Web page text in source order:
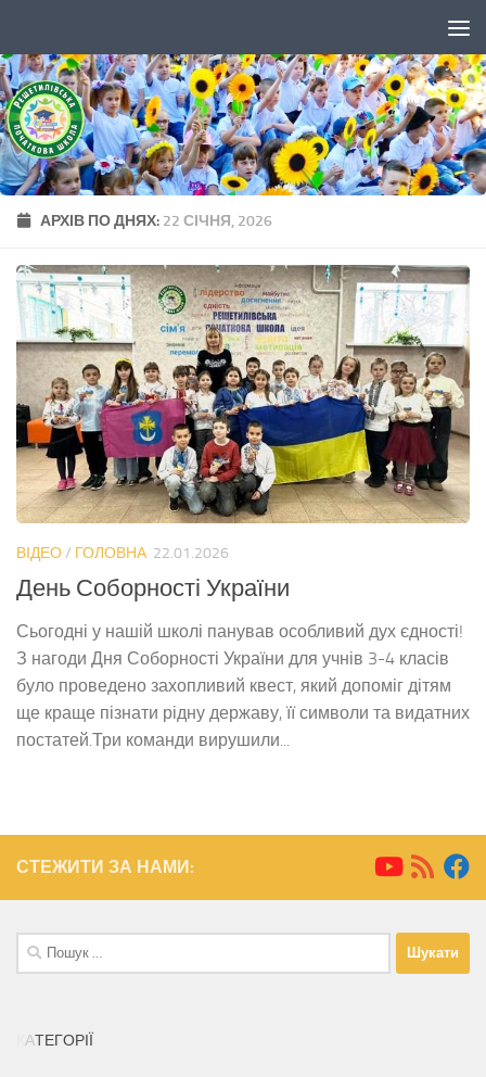
АРХІВ ПО ДНЯХ: 22 СІЧНЯ, 2026
ВІДЕО/ ГОЛОВНА 22.01.2026
День Соборності України
Сьогодні у нашій школі панував особливий дух єдності!
З нагоди Дня Соборності України для учнів 3-4 класів
було проведено захопливий квест, який допоміг дітям
ще краще пізнати рідну державу, її символи та видатних
постатей.Три команди вирушили...
СТЕЖИТИ ЗА НАМИ:
Пошук:
АТЕГОРІЇ